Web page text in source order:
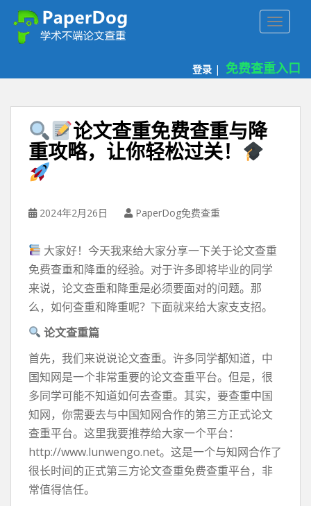
登录 | 免费查重入口
论文查重免费查重与降
重攻略，让你轻松过关！
2024年2月26日 PaperDog免费查重
大家好！今天我来给大家分享一下关于论文查重
免费查重和降重的经验。对于许多即将毕业的同学
来说，论文查重和降重是必须要面对的问题。那
么，如何查重和降重呢？下面就来给大家支支招。
论文查重篇
首先，我们来说说论文查重。许多同学都知道，中
国知网是一个非常重要的论文查重平台。但是，很
多同学可能不知道如何去查重。其实，要查重中国
知网，你需要去与中国知网合作的第三方正式论文
查重平台。这里我要推荐给大家一个平台：
http://www.lunwengo.net。这是一个与知网合作了
很长时间的正式第三方论文查重免费查重平台，非
常值得信任。